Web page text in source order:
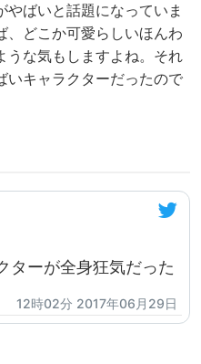
ばいと話題になっていま
、どこか可愛らしいほんわ
うな気もしますよね。それ
いキャラクターだったので
ターが全身狂気だった
12時02分 2017年06月29日